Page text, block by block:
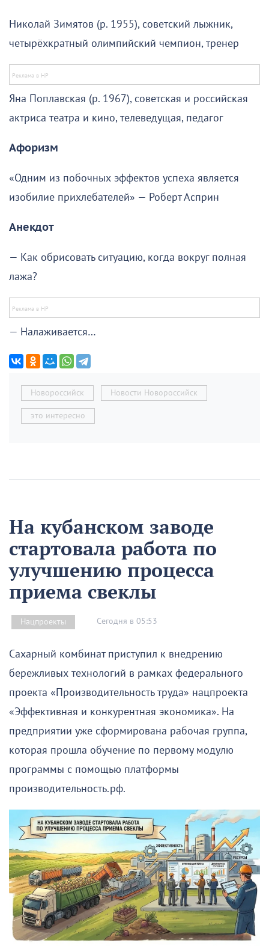
Николай Зимятов (р. 1955), советский лыжник,
четырёхкратный олимпийский чемпион, тренер
Яна Поплавская (р. 1967), советская и российская
актриса театра и кино, телеведущая, педагог
Афоризм
«Одним из побочных эффектов успеха является
изобилие прихлебателей» — Роберт Асприн
Анекдот
— Как обрисовать ситуацию, когда вокруг полная
лажа?
— Налаживается…
Новороссийск Новости Новороссийск
это интересно
На кубанском заводе
стартовала работа по
улучшению процесса
приема свеклы
Нацпроекты Сегодня в 05:53
Сахарный комбинат приступил к внедрению
бережливых технологий в рамках федерального
проекта «Производительность труда» нацпроекта
«Эффективная и конкурентная экономика». На
предприятии уже сформирована рабочая группа,
которая прошла обучение по первому модулю
программы с помощью платформы
производительность.рф.